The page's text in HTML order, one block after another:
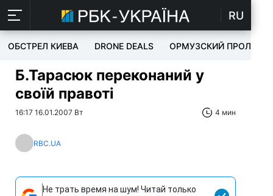
RU
ОБСТРЕЛ КИЕВА DRONE DEALS ОРМУЗСКИЙ ПРОЛИВ
Б.Тарасюк переконаний у
своїй правоті
16:17 16.01.2007 Вт 4 мин
RBC.UA
Не трать время на шум! Читай только